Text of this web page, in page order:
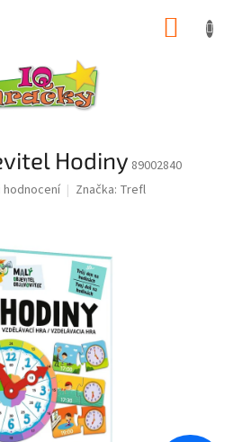
Hodiny 89002840
Značka: Trefl